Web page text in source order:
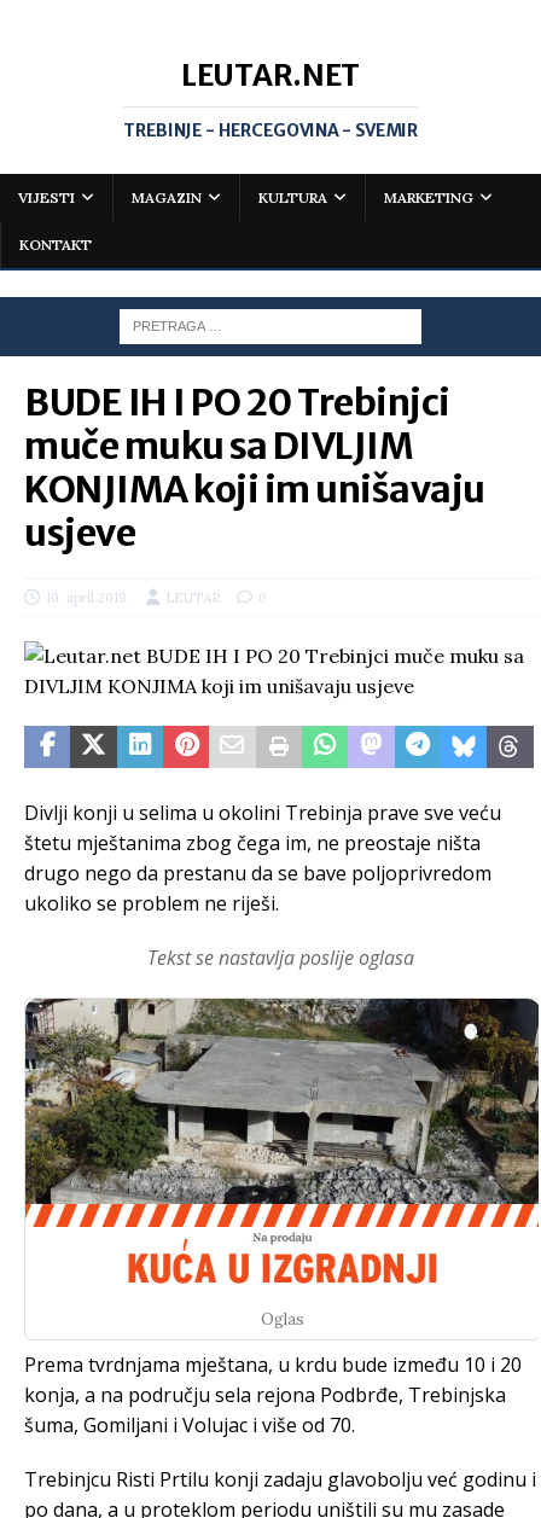
LEUTAR.NET
TREBINJE - HERCEGOVINA - SVEMIR
VIJESTI MAGAZIN KULTURA MARKETING
KONTAKT
BUDE IH I PO 20 Trebinjci
muče muku sa DIVLJIM
KONJIMA koji im unišavaju
usjeve
10. april 2019. LEUTAR 0
Divlji konji u selima u okolini Trebinja prave sve veću
štetu mještanima zbog čega im, ne preostaje ništa
drugo nego da prestanu da se bave poljoprivredom
ukoliko se problem ne riješi.
Tekst se nastavlja poslije oglasa
Oglas
Prema tvrdnjama mještana, u krdu bude između 10 i 20
konja, a na području sela rejona Podbrđe, Trebinjska
šuma, Gomiljani i Volujac i više od 70.
Trebinjcu Risti Prtilu konji zadaju glavobolju već godinu i
po dana, a u proteklom periodu uništili su mu zasade